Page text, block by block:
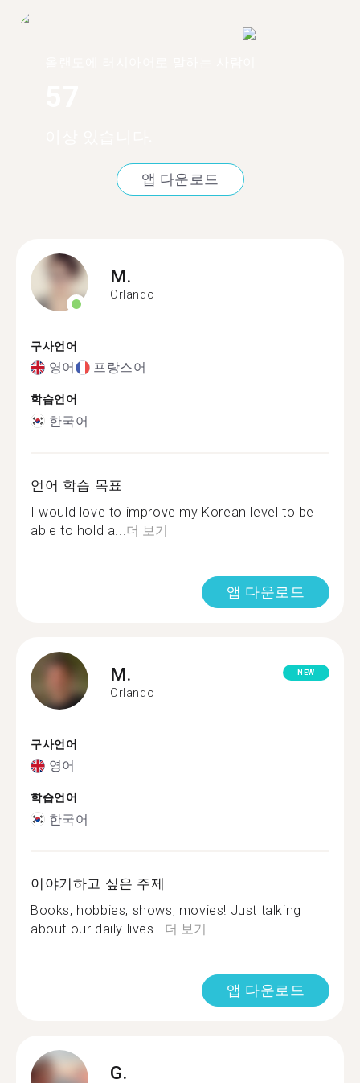
앱 다운로드
M.
Orlando
구사언어
영어 프랑스어
학습언어
한국어
언어 학습 목표
I would love to improve my Korean level to be
able to hold a... 더 보기
앱 다운로드
M.
Orlando
NEW
구사언어
영어
학습언어
한국어
이야기하고 싶은 주제
Books, hobbies, shows, movies! Just talking
about our daily lives... 더 보기
앱 다운로드
G.